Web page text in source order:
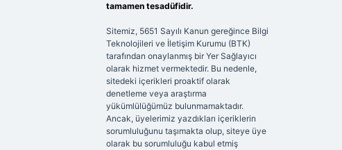
tamamen tesadüfidir.
Sitemiz, 5651 Sayılı Kanun gereğince Bilgi
Teknolojileri ve İletişim Kurumu (BTK)
tarafından onaylanmış bir Yer Sağlayıcı
olarak hizmet vermektedir. Bu nedenle,
sitedeki içerikleri proaktif olarak
denetleme veya araştırma
yükümlülüğümüz bulunmamaktadır.
Ancak, üyelerimiz yazdıkları içeriklerin
sorumluluğunu taşımakta olup, siteye üye
olarak bu sorumluluğu kabul etmiş